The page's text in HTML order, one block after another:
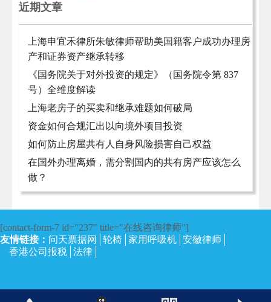
近期文章
上海申宜禾律所朱敏律师帮助美国籍客户成功办理房
产和证券资产继承转移
《国务院关于对外投资的规定》（国务院令第 837
号）全维度解读
上海老房子的买卖和继承难题如何破局
资金如何合规汇出以向境外项目投资
如何防止房屋共有人自身风险损害自己权益
在国外办理离婚，需分割国内的共有房产应该怎么
做？
[contact-form-7 id="237" title="在线咨询律师"]
友情链接： 问天票据网 轮椅 家用呼吸机 安徽律师
香港公司报税 法律
沪ICP备13002673号-4| 上海律师网 2017 | 保留所有权利。